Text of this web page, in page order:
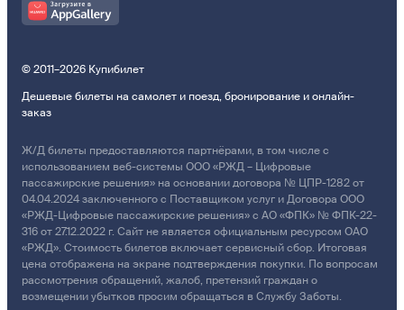
© 2011–2026 Купибилет
Дешевые билеты на самолет и поезд, бронирование и онлайн-
заказ
Ж/Д билеты предоставляются партнёрами, в том числе с
использованием веб-системы ООО «РЖД – Цифровые
пассажирские решения» на основании договора № ЦПР-1282 от
04.04.2024 заключенного с Поставщиком услуг и Договора ООО
«РЖД-Цифровые пассажирские решения» с АО «ФПК» № ФПК-22-
316 от 27.12.2022 г. Сайт не является официальным ресурсом ОАО
«РЖД». Стоимость билетов включает сервисный сбор. Итоговая
цена отображена на экране подтверждения покупки. По вопросам
рассмотрения обращений, жалоб, претензий граждан о
возмещении убытков просим обращаться в Службу Заботы.